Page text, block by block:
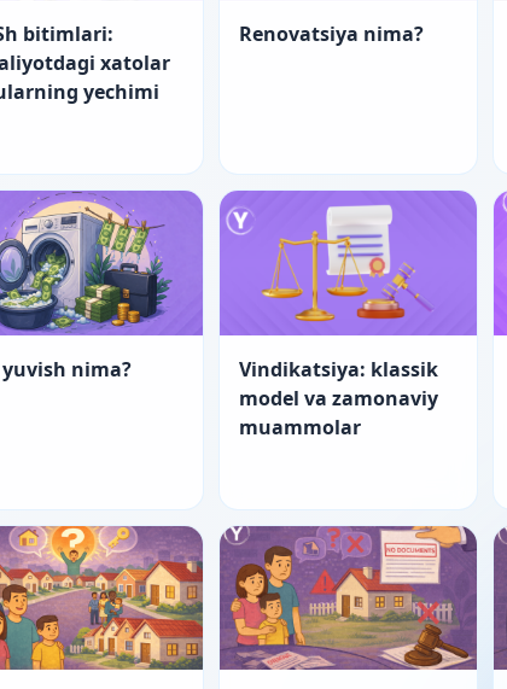
bitimlari:
xatolar
yechimi
Renovatsiya nima?
nima?
Vindikatsiya: klassik
model va zamonaviy
muammolar